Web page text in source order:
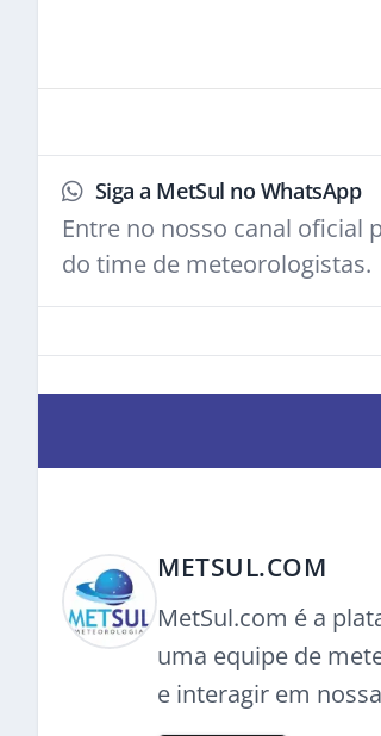
Siga a MetSul no WhatsApp
Entre no nosso canal oficial
do time de meteorologistas.
METSUL.COM
MetSul.com é a
uma equipe de
e interagir em